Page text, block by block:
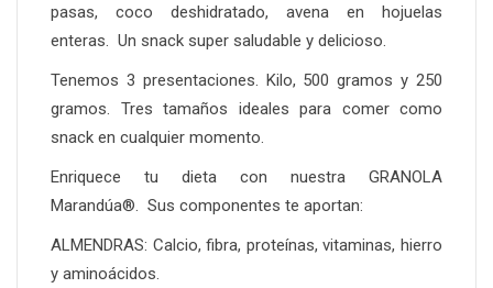
pasas, coco deshidratado, avena en hojuelas
enteras. Un snack super saludable y delicioso.
Tenemos 3 presentaciones. Kilo, 500 gramos y 250
gramos. Tres tamaños ideales para comer como
snack en cualquier momento.
Enriquece tu dieta con nuestra GRANOLA
Marandúa®. Sus componentes te aportan:
ALMENDRAS: Calcio, fibra, proteínas, vitaminas, hierro
y aminoácidos.